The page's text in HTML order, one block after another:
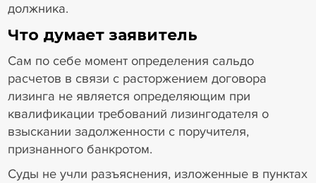
должника.
Что думает заявитель
Сам по себе момент определения сальдо
расчетов в связи с расторжением договора
лизинга не является определяющим при
квалификации требований лизингодателя о
взыскании задолженности с поручителя,
признанного банкротом.
Суды не учли разъяснения, изложенные в пунктах